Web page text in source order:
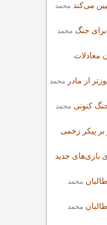
می‌کند محمد
برای جنگ محمد
معادلات
از مادر
محمد
کنونی محمد
پیکر زخمی
بازی‌های جدید
محمد
محمد